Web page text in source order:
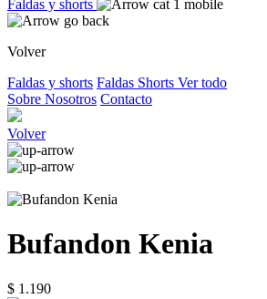
Faldas y shorts
Volver
Faldas y shorts Faldas Shorts Ver todo
Sobre Nosotros Contacto
Volver
Bufandon Kenia
$ 1.190